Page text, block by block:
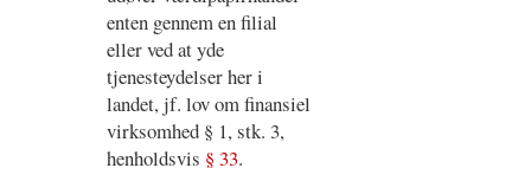
enten gennem en filial
eller ved at yde
tjenesteydelser her i
landet, jf. lov om finansiel
virksomhed § 1, stk. 3,
henholdsvis § 33.